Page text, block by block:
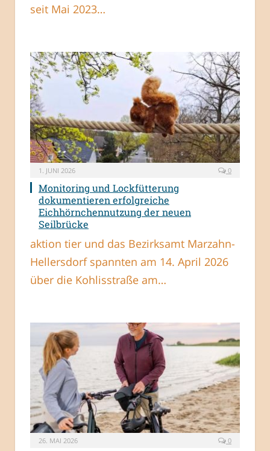
seit Mai 2023…
1. JUNI 2026 0
Monitoring und Lockfütterung
dokumentieren erfolgreiche
Eichhörnchennutzung der neuen
Seilbrücke
aktion tier und das Bezirksamt Marzahn-
Hellersdorf spannten am 14. April 2026
über die Kohlisstraße am…
26. MAI 2026 0